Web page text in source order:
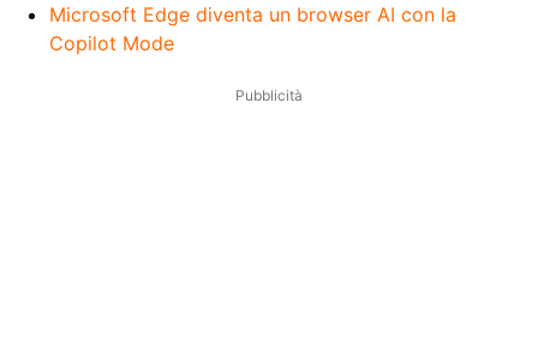
Microsoft Edge diventa un browser AI con la
Copilot Mode
Pubblicità